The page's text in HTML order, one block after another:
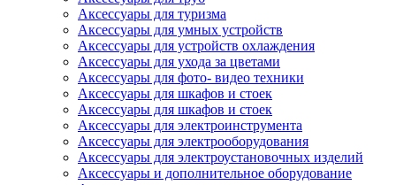
Аксессуары для туризма
Аксессуары для умных устройств
Аксессуары для устройств охлаждения
Аксессуары для ухода за цветами
Аксессуары для фото- видео техники
Аксессуары для шкафов и стоек
Аксессуары для шкафов и стоек
Аксессуары для электроинструмента
Аксессуары для электрооборудования
Аксессуары для электроустановочных изделий
Аксессуары и дополнительное оборудование